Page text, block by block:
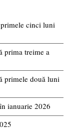
cinci luni
prima treime a
primele două luni
ianuarie 2026